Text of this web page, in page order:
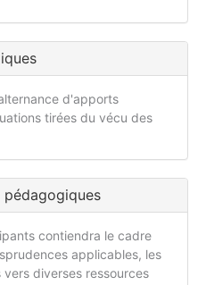
d'apports
tirées du vécu des
contiendra le cadre
applicables, les
diverses ressources